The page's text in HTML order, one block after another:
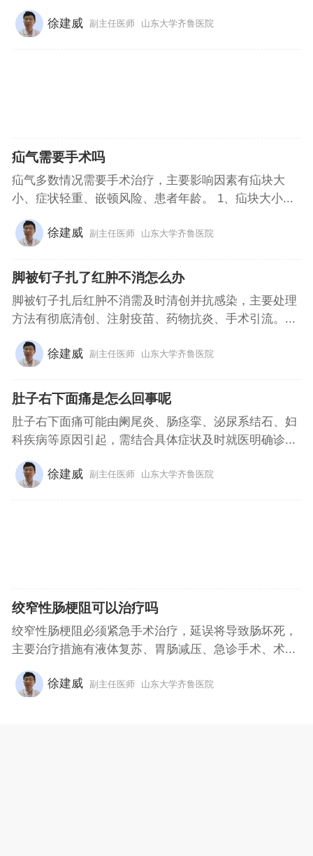
徐建威 副主任医师 山东大学齐鲁医院
疝气需要手术吗
疝气多数情况需要手术治疗，主要影响因素有疝块大
小、症状轻重、嵌顿风险、患者年龄。 1、疝块大小...
徐建威 副主任医师 山东大学齐鲁医院
脚被钉子扎了红肿不消怎么办
脚被钉子扎后红肿不消需及时清创并抗感染，主要处理
方法有彻底清创、注射疫苗、药物抗炎、手术引流。...
徐建威 副主任医师 山东大学齐鲁医院
肚子右下面痛是怎么回事呢
肚子右下面痛可能由阑尾炎、肠痉挛、泌尿系结石、妇
科疾病等原因引起，需结合具体症状及时就医明确诊...
徐建威 副主任医师 山东大学齐鲁医院
绞窄性肠梗阻可以治疗吗
绞窄性肠梗阻必须紧急手术治疗，延误将导致肠坏死，
主要治疗措施有液体复苏、胃肠减压、急诊手术、术...
徐建威 副主任医师 山东大学齐鲁医院